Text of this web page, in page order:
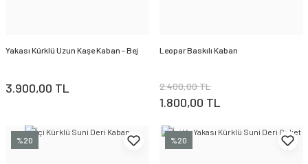
Yakası Kürklü Uzun Kaşe Kaban - Bej
3.900,00 TL
Leopar Baskılı Kaban
2.400,00 TL
1.800,00 TL
%20 %20